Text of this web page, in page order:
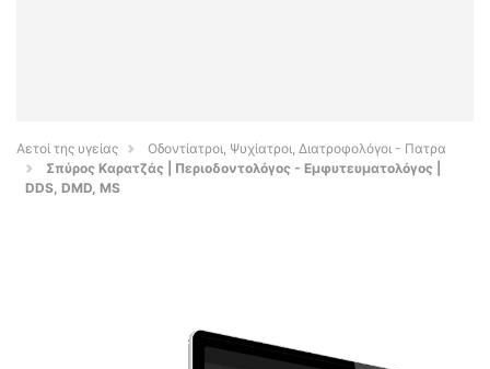
Αετοί της υγείας
Οδοντίατροι, Ψυχίατροι, Διατροφολόγοι - Πατρα
Σπύρος Καρατζάς | Περιοδοντολόγος - Εμφυτευματολόγος |
DDS, DMD, MS